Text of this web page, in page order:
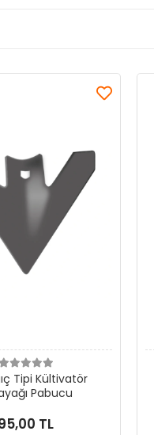
Tipi Kültivatör
Pabucu
TL